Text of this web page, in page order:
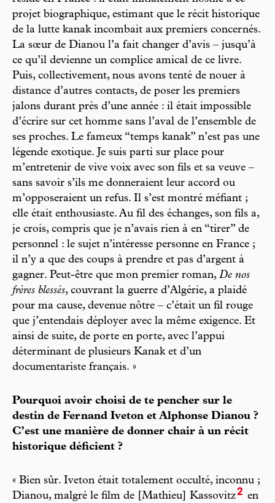
projet biographique, estimant que le récit historique
de la lutte kanak incombait aux premiers concernés.
La sœur de Dianou l’a fait changer d’avis – jusqu’à
ce qu’il devienne un complice amical de ce livre.
Puis, collectivement, nous avons tenté de nouer à
distance d’autres contacts, de poser les premiers
jalons durant près d’une année : il était impossible
d’écrire sur cet homme sans l’aval de l’ensemble de
ses proches. Le fameux “temps kanak” n’est pas une
légende exotique. Je suis parti sur place pour
m’entretenir de vive voix avec son fils et sa veuve –
sans savoir s’ils me donneraient leur accord ou
m’opposeraient un refus. Il s’est montré méfiant ;
elle était enthousiaste. Au fil des échanges, son fils a,
je crois, compris que je n’avais rien à en “tirer” de
personnel : le sujet n’intéresse personne en France ;
il n’y a que des coups à prendre et pas d’argent à
gagner. Peut-être que mon premier roman, De nos
frères blessés, couvrant la guerre d’Algérie, a plaidé
pour ma cause, devenue nôtre – c’était un fil rouge
que j’entendais déployer avec la même exigence. Et
ainsi de suite, de porte en porte, avec l’appui
déterminant de plusieurs Kanak et d’un
documentariste français. »
Pourquoi avoir choisi de te pencher sur le
destin de Fernand Iveton et Alphonse Dianou ?
C’est une manière de donner chair à un récit
historique déficient ?
« Bien sûr. Iveton était totalement occulté, inconnu ;
Dianou, malgré le film de [Mathieu] Kassovitz2 en